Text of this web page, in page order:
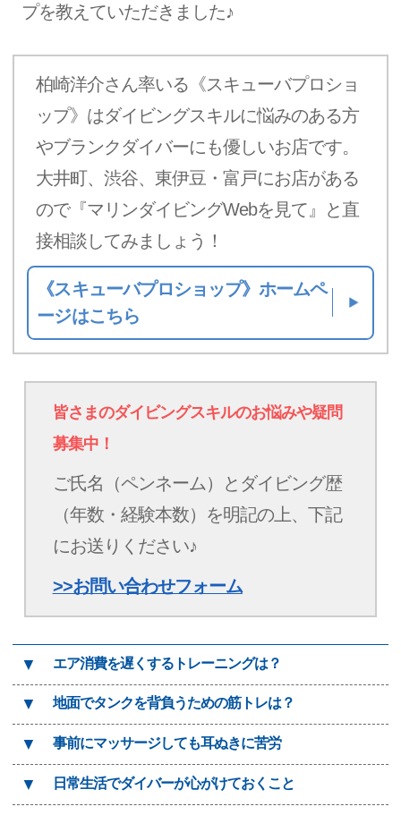
プを教えていただきました♪
柏崎洋介さん率いる《スキューバプロショ
ップ》はダイビングスキルに悩みのある方
やブランクダイバーにも優しいお店です。
大井町、渋谷、東伊豆・富戸にお店がある
ので『マリンダイビングWebを見て』と直
接相談してみましょう！
《スキューバプロショップ》ホームペ
ージはこちら
皆さまのダイビングスキルのお悩みや疑問
募集中！
ご氏名（ペンネーム）とダイビング歴
（年数・経験本数）を明記の上、下記
にお送りください♪
>>お問い合わせフォーム
▼ エア消費を遅くするトレーニングは？
▼ 地面でタンクを背負うための筋トレは？
▼ 事前にマッサージしても耳ぬきに苦労
▼ 日常生活でダイバーが心がけておくこと